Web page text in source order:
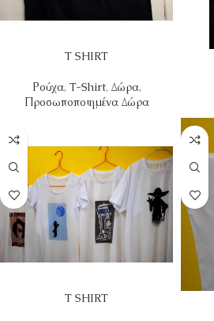
T SHIRT
Ρούχα, T-Shirt, Δώρα,
Προσωποποιημένα Δώρα
T SHIRT